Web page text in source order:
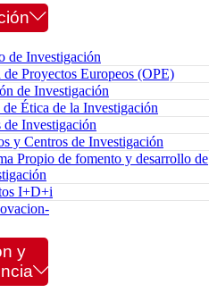
de Investigación
Proyectos Europeos (OPE)
de Investigación
Ética de la Investigación
de Investigación
y Centros de Investigación
Propio de fomento y desarrollo de
I+D+i
y